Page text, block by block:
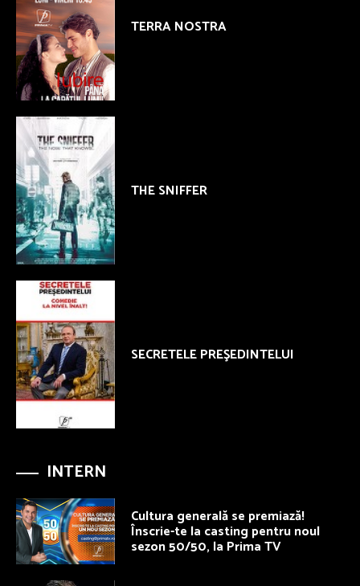
TERRA NOSTRA
THE SNIFFER
SECRETELE PREŞEDINTELUI
INTERN
Cultura generală se premiază!
Înscrie-te la casting pentru noul
sezon 50/50, la Prima TV